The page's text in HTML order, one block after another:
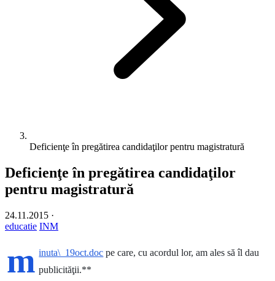
Deficienţe în pregătirea candidaţilor pentru magistratură
Deficienţe în pregătirea candidaţilor
pentru magistratură
24.11.2015 ·
educatie INM
m inuta\_19oct.doc pe care, cu acordul lor, am ales să îl dau
publicităţii.**